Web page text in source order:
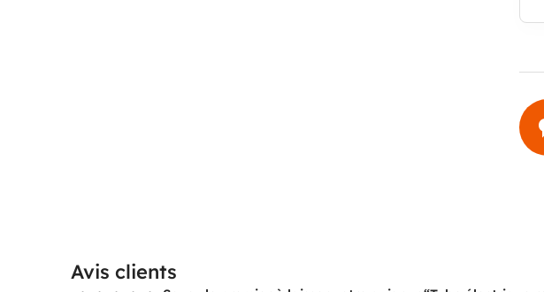
Avis clients